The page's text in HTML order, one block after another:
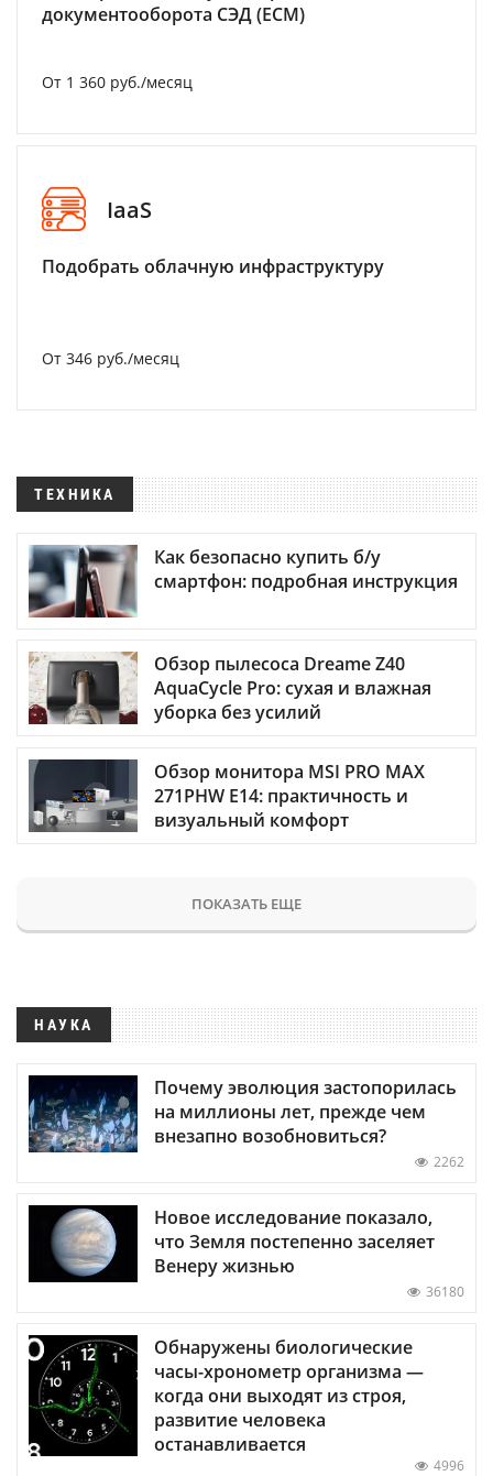
документооборота СЭД (ECM)
От 1 360 руб./месяц
IaaS
Подобрать облачную инфраструктуру
От 346 руб./месяц
ТЕХНИКА
Как безопасно купить б/у
смартфон: подробная инструкция
Обзор пылесоса Dreame Z40
AquaCycle Pro: сухая и влажная
уборка без усилий
Обзор монитора MSI PRO MAX
271PHW E14: практичность и
визуальный комфорт
ПОКАЗАТЬ ЕЩЕ
НАУКА
Почему эволюция застопорилась
на миллионы лет, прежде чем
внезапно возобновиться?
2262
Новое исследование показало,
что Земля постепенно заселяет
Венеру жизнью
36180
Обнаружены биологические
часы-хронометр организма —
когда они выходят из строя,
развитие человека
останавливается
4996